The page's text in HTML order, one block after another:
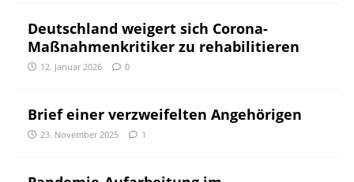
Deutschland weigert sich Corona-
Maßnahmenkritiker zu rehabilitieren
12. Januar 2026 0
Brief einer verzweifelten Angehörigen
23. November 2025 1